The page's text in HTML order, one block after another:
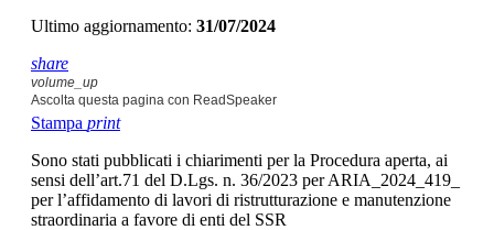
Ultimo aggiornamento: 31/07/2024
share
volume_up
Ascolta questa pagina con ReadSpeaker
Stampa print
Sono stati pubblicati i chiarimenti per la Procedura aperta, ai
sensi dell’art.71 del D.Lgs. n. 36/2023 per ARIA_2024_419_
per l’affidamento di lavori di ristrutturazione e manutenzione
straordinaria a favore di enti del SSR